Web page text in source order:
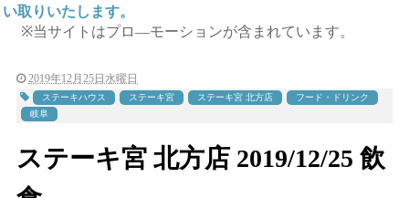
い取りいたします。
※当サイトはプロ―モーションが含まれています。
2019年12月25日水曜日
ステーキハウス ステーキ宮 ステーキ宮 北方店
フード・ドリンク
岐阜
ステーキ宮 北方店 2019/12/25 飲